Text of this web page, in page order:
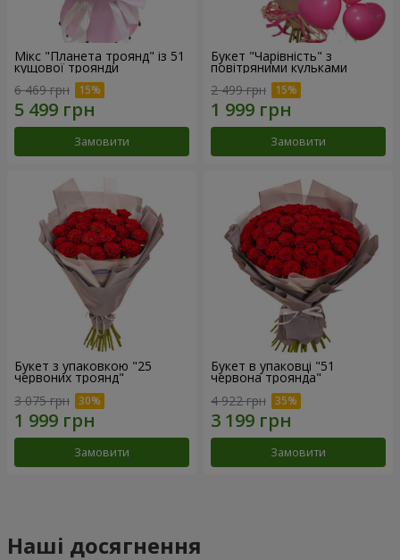
Мікс "Планета троянд" із 51
кущової троянди
6 469 грн
Замовити
Букет "Чарівність" з
повітряними кульками
2 499 грн
Замовити
Букет з упаковкою "25
червоних троянд"
3 075 грн
Замовити
Букет в упаковці "51
червона троянда"
4 922 грн
Замовити
Наші досягнення